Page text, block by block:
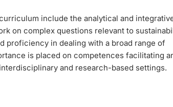
include the analytical and
on complex questions relevant to
proficiency in dealing with a broad range of
is placed on competences facilitating
and research-based settings.